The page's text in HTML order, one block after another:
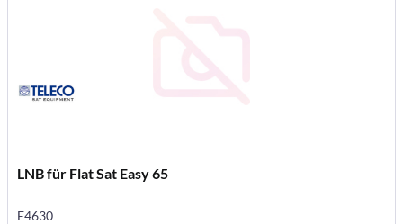
LNB für Flat Sat Easy 65
E4630